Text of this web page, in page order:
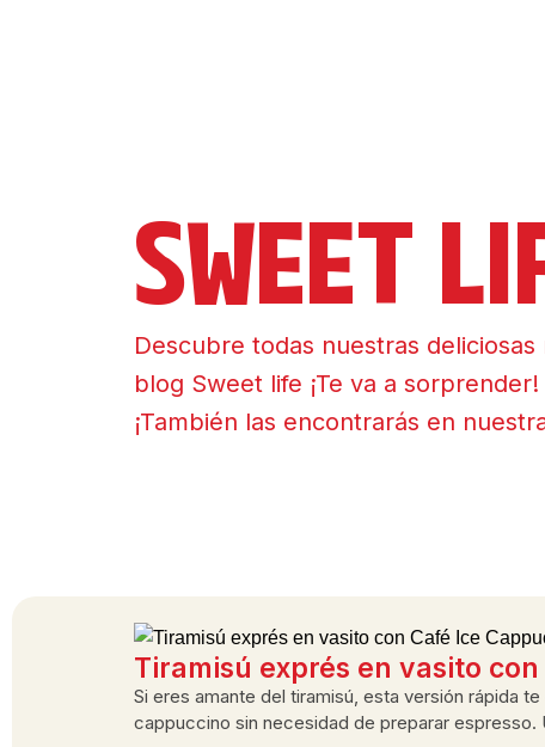
SWEET
Descubre todas nuestras
blog Sweet life ¡Te va a sorprender!
¡También las encontrarás en
Tiramisú exprés en vasito
Si eres amante del tiramisú, esta versión rápida
cappuccino sin necesidad de preparar